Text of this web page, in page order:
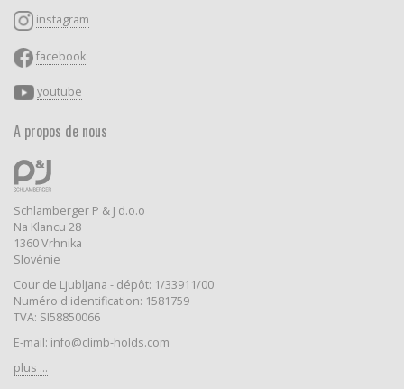
instagram
facebook
youtube
A propos de nous
Schlamberger P & J d.o.o
Na Klancu 28
1360 Vrhnika
Slovénie
Cour de Ljubljana - dépôt: 1/33911/00
Numéro d'identification: 1581759
TVA: SI58850066
E-mail: info@climb-holds.com
plus ...